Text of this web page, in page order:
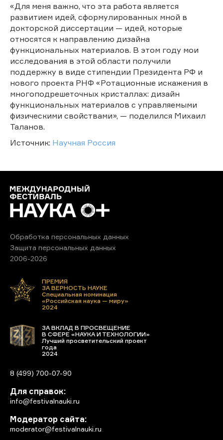
«Для меня важно, что эта работа является
развитием идей, сформулированных мной в
докторской диссертации — идей, которые
относятся к направлению дизайна
функциональных материалов. В этом году мои
исследования в этой области получили
поддержку в виде стипендии Президента РФ и
нового проекта РНФ «Ротационные искажения в
многоподрешеточных кристаллах: дизайн
функциональных материалов с управляемыми
физическими свойствами», — поделился Михаил
Таланов.
Источник: Научная Россия
Обработка персональных данных
Защита персональных данных
2006-2026
ПРЕМИЯ
ЗА ВЕРНОСТЬ НАУКЕ
Специальная номинация
«Российская наука — миру»
2024
ЗА ВКЛАД В ПРОСВЕЩЕНИЕ
В СФЕРЕ «НАУКА И ТЕХНОЛОГИИ»
Лучший просветительский проект
года
2024
8 (499) 700-07-90
Для справок:
info@festivalnauki.ru
Модератор сайта:
moderator@festivalnauki.ru